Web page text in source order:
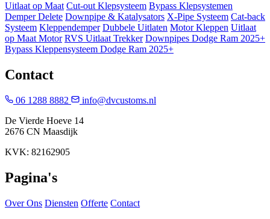
Uitlaat op Maat Cut-out Klepsysteem Bypass Klepsystemen
Demper Delete Downpipe & Katalysators X-Pipe Systeem Cat-back
Systeem Kleppendemper Dubbele Uitlaten Motor Kleppen Uitlaat
op Maat Motor RVS Uitlaat Trekker Downpipes Dodge Ram 2025+
Bypass Kleppensysteem Dodge Ram 2025+
Contact
06 1288 8882
info@dvcustoms.nl
De Vierde Hoeve 14
2676 CN Maasdijk
KVK: 82162905
Pagina's
Over Ons Diensten Offerte Contact